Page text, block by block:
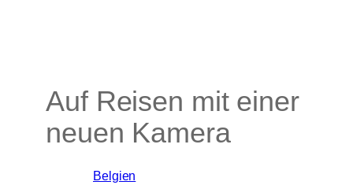
Auf Reisen mit einer
neuen Kamera
Belgien